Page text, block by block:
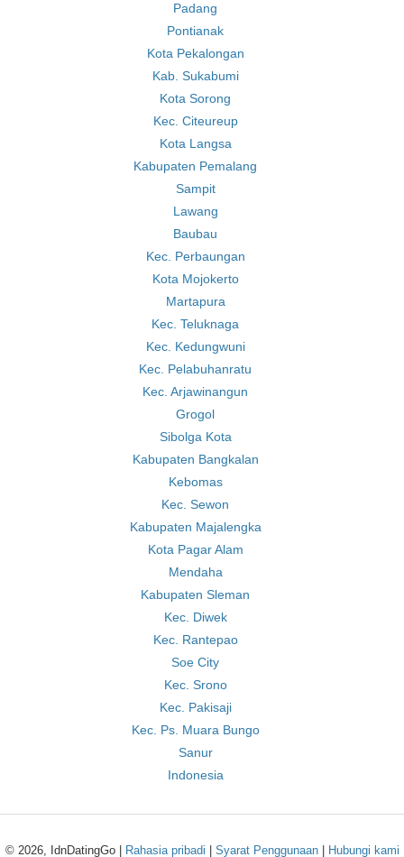
Padang
Pontianak
Kota Pekalongan
Kab. Sukabumi
Kota Sorong
Kec. Citeureup
Kota Langsa
Kabupaten Pemalang
Sampit
Lawang
Baubau
Kec. Perbaungan
Kota Mojokerto
Martapura
Kec. Teluknaga
Kec. Kedungwuni
Kec. Pelabuhanratu
Kec. Arjawinangun
Grogol
Sibolga Kota
Kabupaten Bangkalan
Kebomas
Kec. Sewon
Kabupaten Majalengka
Kota Pagar Alam
Mendaha
Kabupaten Sleman
Kec. Diwek
Kec. Rantepao
Soe City
Kec. Srono
Kec. Pakisaji
Kec. Ps. Muara Bungo
Sanur
Indonesia
© 2026, IdnDatingGo | Rahasia pribadi Syarat Penggunaan| Hubungi kami